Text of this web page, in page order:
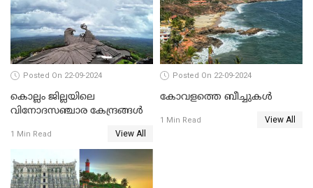
Posted On 22-09-2024
കൊല്ലം ജില്ലയിലെ
വിനോദസഞ്ചാര കേന്ദ്രങ്ങൾ
1 Min Read View All
Posted On 22-09-2024
കോവളത്തെ ബീച്ചുകൾ
1 Min Read View All